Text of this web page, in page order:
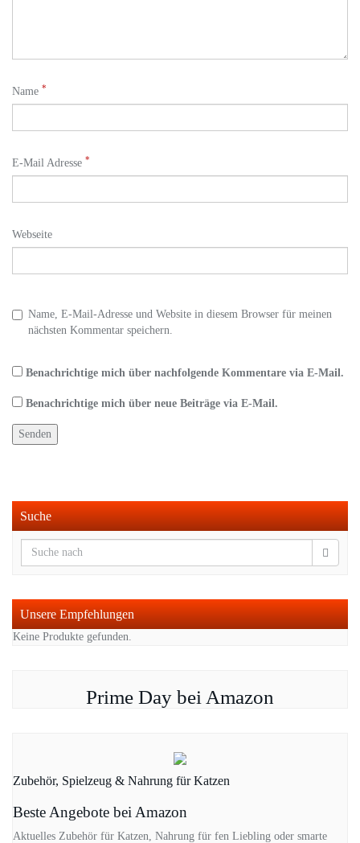
Name *
E-Mail Adresse *
Webseite
Name, E-Mail-Adresse und Website in diesem Browser für meinen
nächsten Kommentar speichern.
Benachrichtige mich über nachfolgende Kommentare via E-Mail.
Benachrichtige mich über neue Beiträge via E-Mail.
Suche
Unsere Empfehlungen
Keine Produkte gefunden.
Prime Day bei Amazon
Zubehör, Spielzeug & Nahrung für Katzen
Beste Angebote bei Amazon
Aktuelles Zubehör für Katzen, Nahrung für fen Liebling oder smarte